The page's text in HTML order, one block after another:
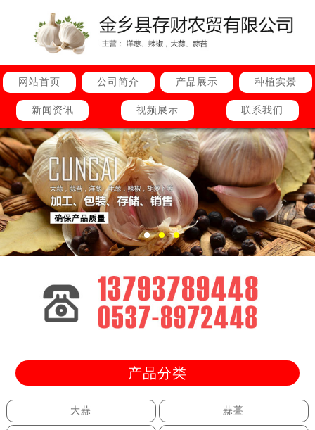
网站首页 公司简介 产品展示 种植实景
新闻资讯 视频展示 联系我们
产品分类
大蒜 蒜薹